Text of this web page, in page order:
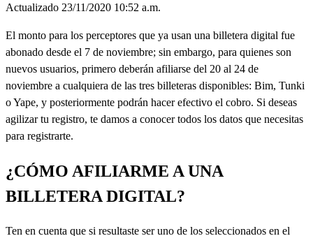
Actualizado 23/11/2020 10:52 a.m.
El monto para los perceptores que ya usan una billetera digital fue
abonado desde el 7 de noviembre; sin embargo, para quienes son
nuevos usuarios, primero deberán afiliarse del 20 al 24 de
noviembre a cualquiera de las tres billeteras disponibles: Bim, Tunki
o Yape, y posteriormente podrán hacer efectivo el cobro. Si deseas
agilizar tu registro, te damos a conocer todos los datos que necesitas
para registrarte.
¿CÓMO AFILIARME A UNA
BILLETERA DIGITAL?
Ten en cuenta que si resultaste ser uno de los seleccionados en el